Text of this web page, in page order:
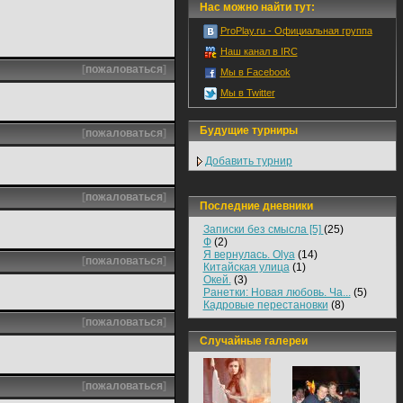
[пожаловаться]
[пожаловаться]
[пожаловаться]
[пожаловаться]
[пожаловаться]
[пожаловаться]
Нас можно найти тут:
ProPlay.ru - Официальная группа
Наш канал в IRC
Мы в Facebook
Мы в Twitter
Будущие турниры
Добавить турнир
Последние дневники
Записки без смысла [5] (25)
Ф(2)
Я вернулась. Olya(14)
Китайская улица(1)
Окей.(3)
Ранетки: Новая любовь. Ча...(5)
Кадровые перестановки (8)
Случайные галереи